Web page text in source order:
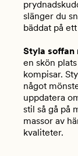
slänger du
bäddat på
Styla soffan
en skön
kompisar.
något
uppdatera
stil så gå på
massor av
kvaliteter.